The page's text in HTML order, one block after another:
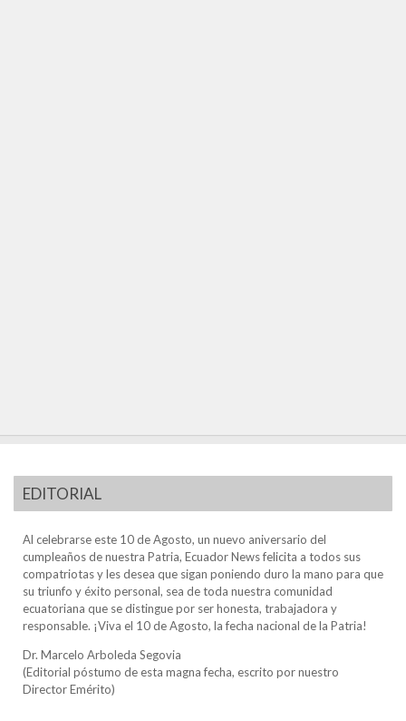
EDITORIAL
Al celebrarse este 10 de Agosto, un nuevo aniversario del
cumpleaños de nuestra Patria, Ecuador News felicita a todos sus
compatriotas y les desea que sigan poniendo duro la mano para que
su triunfo y éxito personal, sea de toda nuestra comunidad
ecuatoriana que se distingue por ser honesta, trabajadora y
responsable. ¡Viva el 10 de Agosto, la fecha nacional de la Patria!
Dr. Marcelo Arboleda Segovia
(Editorial póstumo de esta magna fecha, escrito por nuestro
Director Emérito)